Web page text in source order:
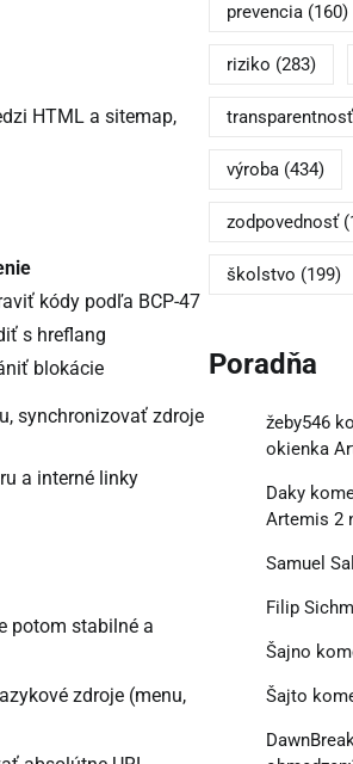
HTML a sitemap,
kódy podľa BCP-47
s hreflang
blokácie
synchronizovať zdroje
a interné linky
potom stabilné a
zdroje (menu,
prevencia(160)
riziko (283)
transparentnosť
výroba(434)
zodpovednosť
školstvo (199)
Poradňa
žeby546
okienka
Daky
Artemis 2
Samuel
Filip
Šajno
Šajto